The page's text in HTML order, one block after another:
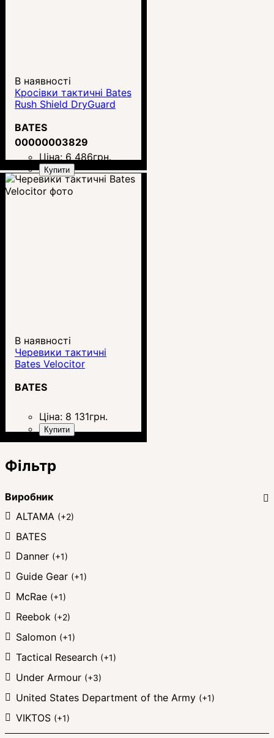
В наявності
Кросівки тактичні Bates
Rush Shield DryGuard
BATES
00000003829
Ціна: 6 486грн.
Купити
В наявності
Черевики тактичні
Bates Velocitor
BATES
Ціна: 8 131грн.
Купити
Фільтр
Виробник
ALTAMA (+2)
BATES
Danner (+1)
Guide Gear (+1)
McRae (+1)
Reebok (+2)
Salomon (+1)
Tactical Research (+1)
Under Armour (+3)
United States Department of the Army (+1)
VIKTOS (+1)